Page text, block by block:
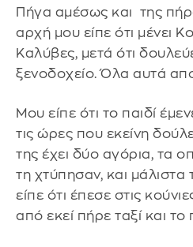
Πήγα αμέσως και της
αρχή μου είπε ότι μένει
Καλύβες, μετά ότι
ξενοδοχείο. Όλα αυτά
Μου είπε ότι το παιδί
τις ώρες που εκείνη
της έχει δύο αγόρια, τα
τη χτύπησαν, και
είπε ότι έπεσε στις
από εκεί πήρε ταξί και